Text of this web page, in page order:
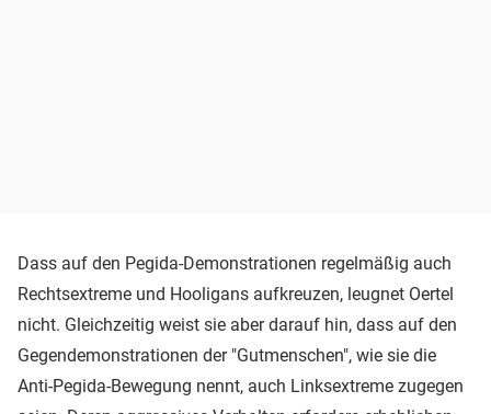
Dass auf den Pegida-Demonstrationen regelmäßig auch
Rechtsextreme und Hooligans aufkreuzen, leugnet Oertel
nicht. Gleichzeitig weist sie aber darauf hin, dass auf den
Gegendemonstrationen der "Gutmenschen", wie sie die
Anti-Pegida-Bewegung nennt, auch Linksextreme zugegen